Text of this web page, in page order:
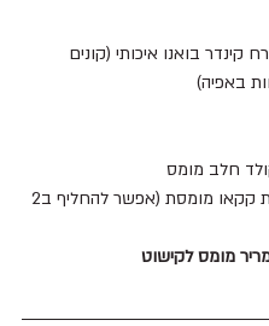
קינדר בואנו איכותי (קונים
באפיה)
מומס לקישוט